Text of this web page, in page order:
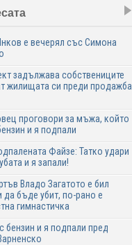
е вечерял със Симона
задължава собствениците
жилищата си преди продажба
проговори за мъжа, който
и я подпали
Файзе: Татко удари
и я запали!
Владо Загатото е бил
бъде убит, по-рано е
гимнастичка
бензин и я подпали пред